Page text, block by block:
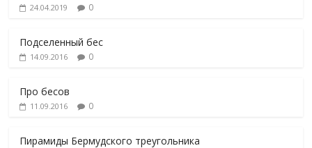
24.04.2019 0
Подселенный бес
14.09.2016 0
Про бесов
11.09.2016 0
Пирамиды Бермудского треугольника